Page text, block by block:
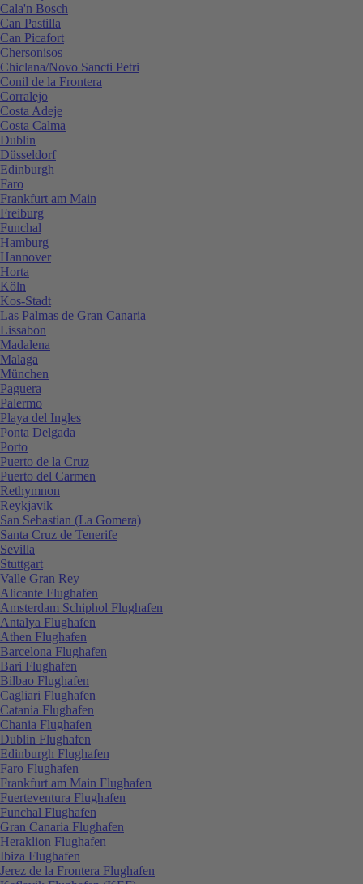
Cala'n Bosch
Can Pastilla
Can Picafort
Chersonisos
Chiclana/Novo Sancti Petri
Conil de la Frontera
Corralejo
Costa Adeje
Costa Calma
Dublin
Düsseldorf
Edinburgh
Faro
Frankfurt am Main
Freiburg
Funchal
Hamburg
Hannover
Horta
Köln
Kos-Stadt
Las Palmas de Gran Canaria
Lissabon
Madalena
Malaga
München
Paguera
Palermo
Playa del Ingles
Ponta Delgada
Porto
Puerto de la Cruz
Puerto del Carmen
Rethymnon
Reykjavik
San Sebastian (La Gomera)
Santa Cruz de Tenerife
Sevilla
Stuttgart
Valle Gran Rey
Alicante Flughafen
Amsterdam Schiphol Flughafen
Antalya Flughafen
Athen Flughafen
Barcelona Flughafen
Bari Flughafen
Bilbao Flughafen
Cagliari Flughafen
Catania Flughafen
Chania Flughafen
Dublin Flughafen
Edinburgh Flughafen
Faro Flughafen
Frankfurt am Main Flughafen
Fuerteventura Flughafen
Funchal Flughafen
Gran Canaria Flughafen
Heraklion Flughafen
Ibiza Flughafen
Jerez de la Frontera Flughafen